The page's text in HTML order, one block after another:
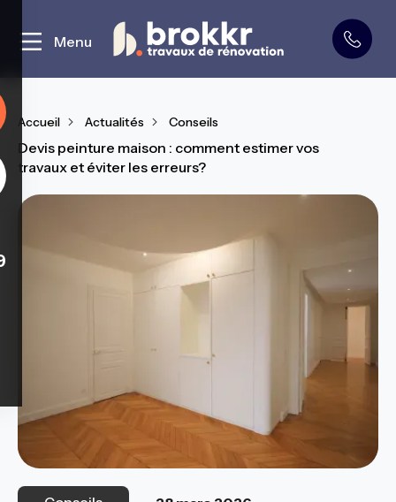
Curage et démolition
Menu
Accueil Actualités Conseils
Devis peinture maison : comment estimer vos
travaux et éviter les erreurs?